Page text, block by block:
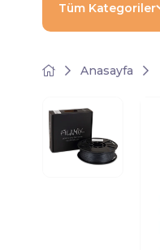
Tüm Kategoriler
Anasayfa